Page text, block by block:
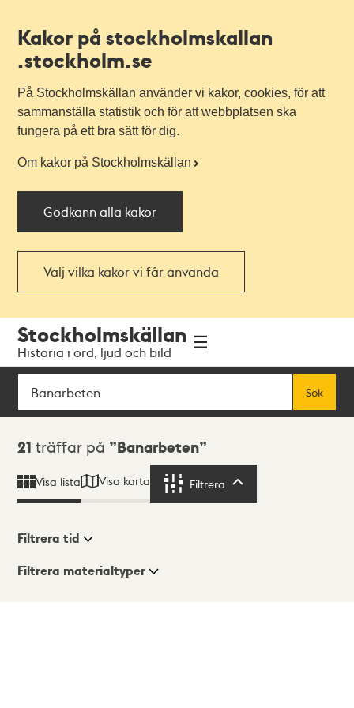
Kakor på stockholmskallan
.stockholm.se
På Stockholmskällan använder vi kakor, cookies, för att
sammanställa statistik och för att webbplatsen ska
fungera på ett bra sätt för dig.
Om kakor på Stockholmskällan
Godkänn alla kakor
Välj vilka kakor vi får använda
navigationen
huvudinnehållet
Stockholmskällan
Historia i ord, ljud och bild
Sök
Sök
Sökresultat
21 träffar på Banarbeten
Visa lista Visa karta Filtrera
Visningsläge
Filtrera tid
Filtrera materialtyper